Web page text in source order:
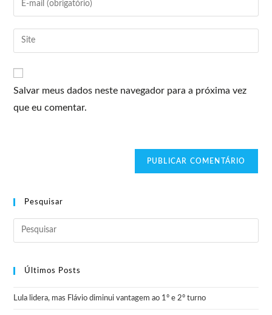
Salvar meus dados neste navegador para a próxima vez
que eu comentar.
Pesquisar
Últimos Posts
Lula lidera, mas Flávio diminui vantagem ao 1º e 2º turno